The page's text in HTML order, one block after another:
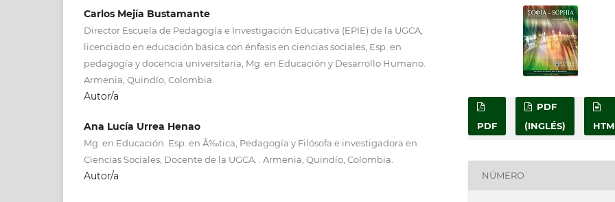
Carlos Mejía Bustamante
Director Escuela de Pedagogía e Investigación Educativa (EPIE) de la UGCA,
licenciado en educación básica con énfasis en ciencias sociales, Esp. en
pedagogía y docencia universitaria, Mg. en Educación y Desarrollo Humano.
Armenia, Quindío, Colombia.
Autor/a
Ana Lucía Urrea Henao
Mg. en Educación. Esp. en Ã‰tica, Pedagogía y Filósofa e investigadora en
Ciencias Sociales, Docente de la UGCA. . Armenia, Quindío, Colombia.
Autor/a
PDF
PDF
(INGLÉS)
NÚMERO